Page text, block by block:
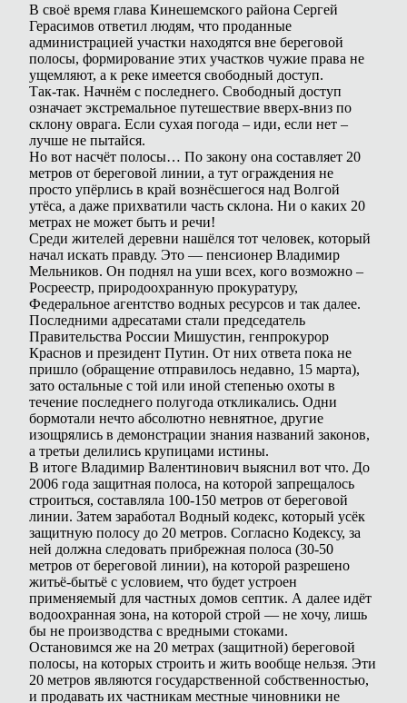
В своё время глава Кинешемского района Сергей
Герасимов ответил людям, что проданные
администрацией участки находятся вне береговой
полосы, формирование этих участков чужие права не
ущемляют, а к реке имеется свободный доступ.
Так-так. Начнём с последнего. Свободный доступ
означает экстремальное путешествие вверх-вниз по
склону оврага. Если сухая погода – иди, если нет –
лучше не пытайся.
Но вот насчёт полосы… По закону она составляет 20
метров от береговой линии, а тут ограждения не
просто упёрлись в край вознёсшегося над Волгой
утёса, а даже прихватили часть склона. Ни о каких 20
метрах не может быть и речи!
Среди жителей деревни нашёлся тот человек, который
начал искать правду. Это — пенсионер Владимир
Мельников. Он поднял на уши всех, кого возможно –
Росреестр, природоохранную прокуратуру,
Федеральное агентство водных ресурсов и так далее.
Последними адресатами стали председатель
Правительства России Мишустин, генпрокурор
Краснов и президент Путин. От них ответа пока не
пришло (обращение отправилось недавно, 15 марта),
зато остальные с той или иной степенью охоты в
течение последнего полугода откликались. Одни
бормотали нечто абсолютно невнятное, другие
изощрялись в демонстрации знания названий законов,
а третьи делились крупицами истины.
В итоге Владимир Валентинович выяснил вот что. До
2006 года защитная полоса, на которой запрещалось
строиться, составляла 100-150 метров от береговой
линии. Затем заработал Водный кодекс, который усёк
защитную полосу до 20 метров. Согласно Кодексу, за
ней должна следовать прибрежная полоса (30-50
метров от береговой линии), на которой разрешено
житьё-бытьё с условием, что будет устроен
применяемый для частных домов септик. А далее идёт
водоохранная зона, на которой строй — не хочу, лишь
бы не производства с вредными стоками.
Остановимся же на 20 метрах (защитной) береговой
полосы, на которых строить и жить вообще нельзя. Эти
20 метров являются государственной собственностью,
и продавать их частникам местные чиновники не